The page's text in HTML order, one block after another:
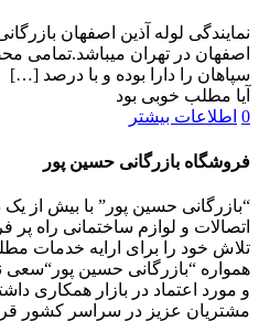
نمایندگی لوله آذین اصفهان
اصفهان در تهران میباشد.تمامی
سپاهان را دارا بوده و با درصد […]
آیا مطلب خوبی بود
0 اطلاعات بیشتر
فروشگاه بازرگانی حسین پور
“بازرگانی حسین پور” با بیش از یک
اتصالات و لوازم ساختمانی راه
تلاش خود را برای ارایه خدمات
همواره “بازرگانی حسین پور“سعی
و مورد اعتماد در بازار همکاری
مشتریان عزیز در سراسر کشور